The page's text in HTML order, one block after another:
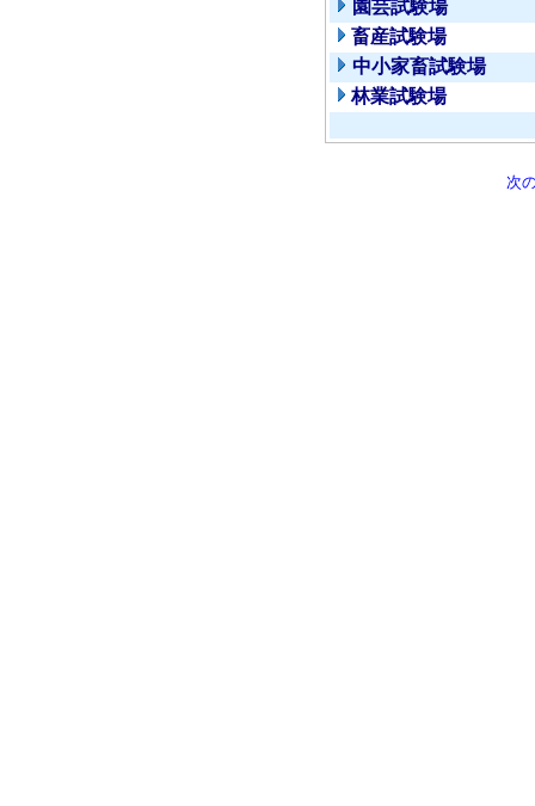
園芸試験場
畜産試験場
中小家畜試験場
林業試験場
次